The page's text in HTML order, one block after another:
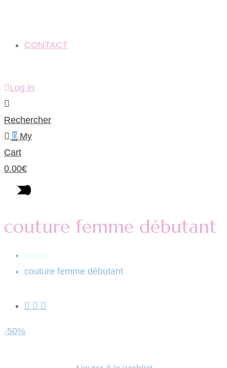
CONTACT
Log in
Rechercher
0 My
Cart
0.00€
couture femme débutant
Home
couture femme débutant
-50%